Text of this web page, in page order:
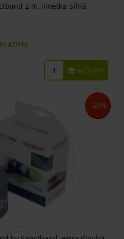
2 m, limetka, silná
KOUPIT
-20%